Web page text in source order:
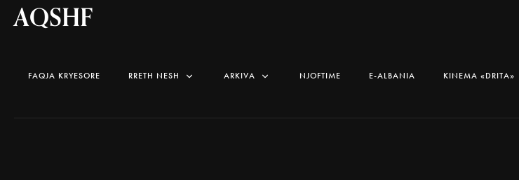
AQSHF
FAQJA KRYESORE RRETH NESH ARKIVA NJOFTIME E-ALBANIA KINEMA «DRITA»